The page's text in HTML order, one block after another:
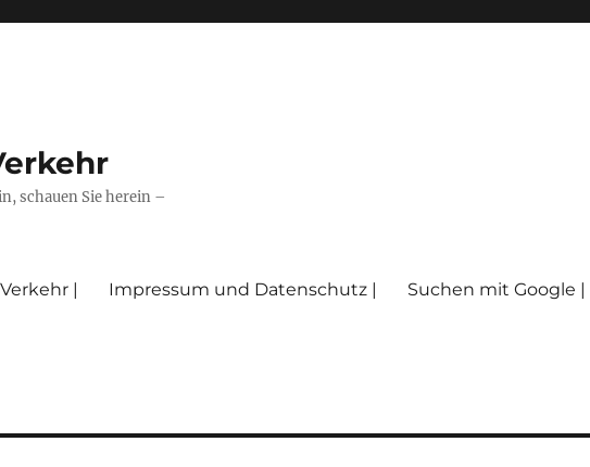
schauen Sie herein –
| Impressum und Datenschutz | Suchen mit Google |